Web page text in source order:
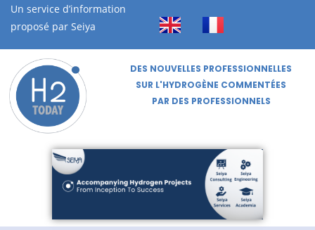
Un service d’information
proposé par Seiya
DES NOUVELLES PROFESSIONNELLES
SUR L'HYDROGÈNE COMMENTÉES
PAR DES PROFESSIONNELS